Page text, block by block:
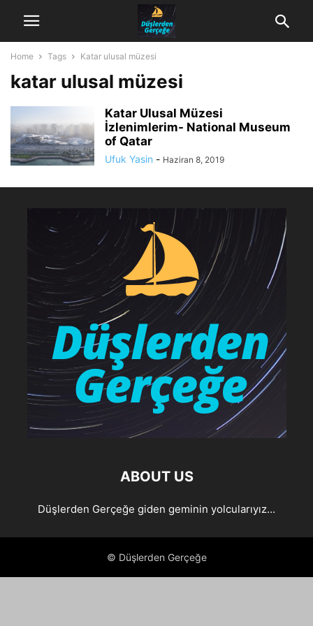
Home Tags Katar ulusal müzesi
katar ulusal müzesi
Katar Ulusal Müzesi
İzlenimlerim- National Museum
of Qatar
Ufuk Yasin - Haziran 8, 2019
ABOUT US
Düşlerden Gerçeğe giden geminin yolcularıyız...
© Düşlerden Gerçeğe